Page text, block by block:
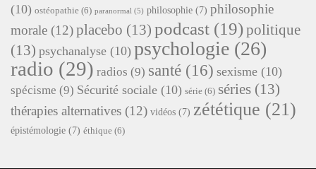
(10) ostéopathie (6) paranormal (5) philosophie (7) philosophie
morale (12)placebo (13) podcast (19)politique
(13) psychanalyse (10) psychologie (26)
radio (29) radios (9) santé (16) sexisme (10)
spécisme (9) Sécurité sociale (10) série (6) séries (13)
thérapies alternatives (12) vidéos (7) zététique (21)
épistémologie (7) éthique (6)